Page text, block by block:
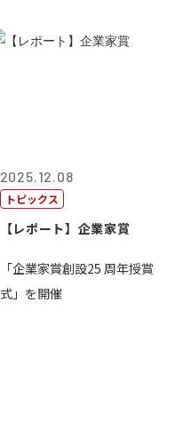
2025.12.08
トピックス
【レポート】企業家賞
「企業家賞創設25 周年授賞
式」を開催